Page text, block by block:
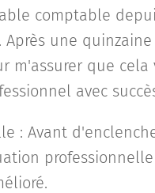
comptable
une
m'assurer que
avec
: Avant